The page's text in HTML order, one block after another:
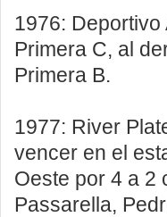
1976:
Primera C, al
Primera B.
1977: River
vencer en el
Oeste por 4 a 2
Passarella,